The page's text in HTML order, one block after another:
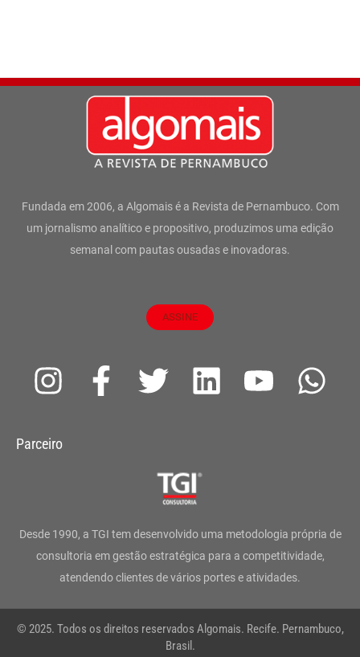
Fundada em 2006, a Algomais é a Revista de Pernambuco. Com
um jornalismo analítico e propositivo, produzimos uma edição
semanal com pautas ousadas e inovadoras.
ASSINE
I
s
g
r
a
m
F
a
o
o
k
-
T
t
e
r
L
d
i
n
Y
b
e
W
a
p
Parceiro
Desde 1990, a TGI tem desenvolvido uma metodologia própria de
consultoria em gestão estratégica para a competitividade,
atendendo clientes de vários portes e atividades.
© 2025. Todos os direitos reservados Algomais. Recife. Pernambuco,
Brasil.